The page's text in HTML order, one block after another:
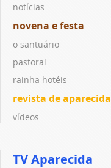
notícias
novena e festa
o santuário
pastoral
rainha hotéis
revista de aparecida
vídeos
TV Aparecida